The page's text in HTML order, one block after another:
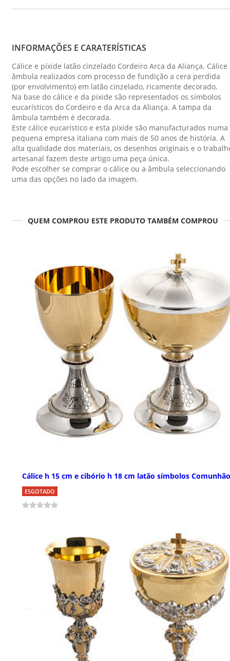
INFORMAÇÕES E CARATERÍSTICAS
Cálice e píxide latão cinzelado Cordeiro Arca da Aliança. Cálice
âmbula realizados com processo de fundição a cera perdida
(por envolvimento) em latão cinzelado, ricamente decorado.
Na base do cálice e da píxide são representados os símbolos
eucarísticos do Cordeiro e da Arca da Aliança. A tampa da
âmbula também é decorada.
Este cálice eucarístico e esta píxide são manufacturados numa
pequena empresa italiana com mais de 50 anos de história. A
alta qualidade dos materiais, os desenhos originais e o
artesanal fazem deste artigo uma peça única.
Pode escolher se comprar o cálice ou a âmbula seleccionando
uma das opções no lado da imagem.
QUEM COMPROU ESTE PRODUTO TAMBÉM COMPROU
Cálice h 15 cm e cibório h 18 cm latão símbolos Comunhão
ESGOTADO